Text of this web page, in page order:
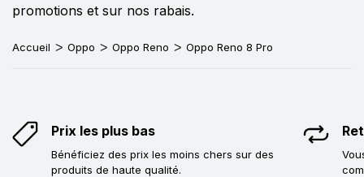
promotions et sur nos rabais.
Accueil Oppo Oppo Reno Oppo Reno 8 Pro
Prix les plus bas
Bénéficiez des prix les moins chers sur des
produits de haute qualité.